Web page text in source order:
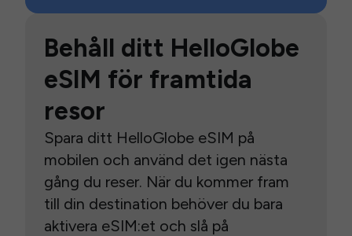
Behåll ditt HelloGlobe
eSIM för framtida
resor
Spara ditt HelloGlobe eSIM på
mobilen och använd det igen nästa
gång du reser. När du kommer fram
till din destination behöver du bara
aktivera eSIM:et och slå på